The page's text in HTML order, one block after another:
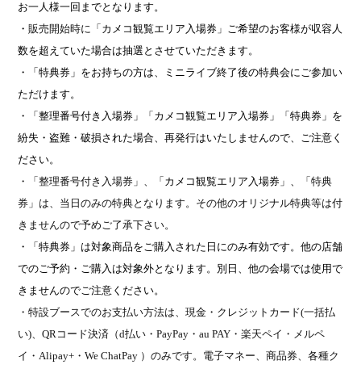
お一人様一回までとなります。
・販売開始時に 「カメコ観覧エリア入場券」ご希望のお客様が収容人
数を超えていた場合は抽選とさせていただきます。
・「特典券」をお持ちの方は、ミニライブ終了後の特典会にご参加い
ただけます。
・「整理番号付き入場券」
「カメコ観覧エリア入場券」
「特典券」を
紛失・盗難・破損された場合、再発行はいたしませんので、ご注意く
ださい。
・「整理番号付き入場券」、
「カメコ観覧エリア入場券」、
「特典
券」は、当日のみの特典となります。その他のオリジナル特典等は付
きませんので予めご了承下さい。
・「特典券」は対象商品をご購入された日にのみ有効です。他の店舗
でのご予約・ご購入は対象外となります。別日、他の会場では使用で
きませんのでご注意ください。
・特設ブースでのお支払い方法は、現金・クレジットカード(一括払
い)、QRコード決済（d払い・PayPay ・au PAY ・楽天ペイ・メルペ
イ・Alipay+ ・We ChatPay ）のみです。電子マネー、商品券、各種ク